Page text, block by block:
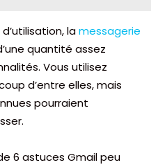
lamessagerie
quantité assez
Vous utilisez
d’entre elles, mais
pourraient
6 astuces Gmail peu